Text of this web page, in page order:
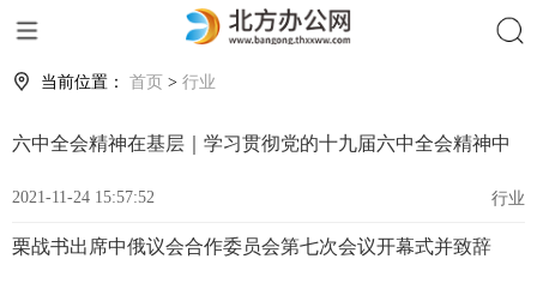
当前位置： 首页 > 行业
六中全会精神在基层｜学习贯彻党的十九届六中全会精神中
2021-11-24 15:57:52 行业
栗战书出席中俄议会合作委员会第七次会议开幕式并致辞